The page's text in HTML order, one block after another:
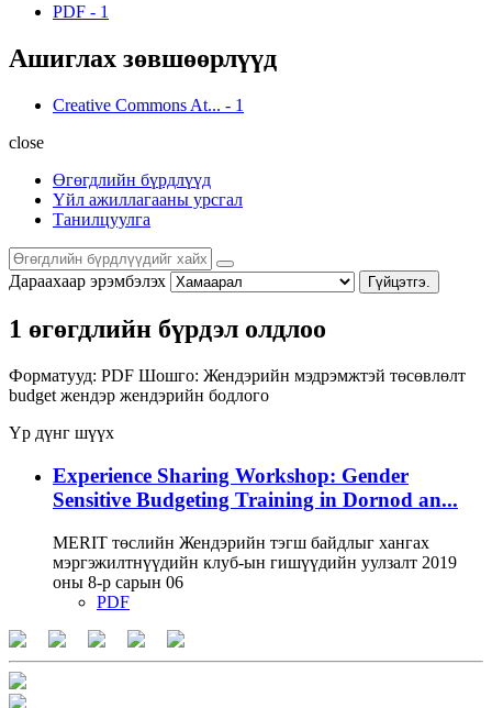
PDF - 1
Ашиглах зөвшөөрлүүд
Creative Commons At... - 1
close
Өгөгдлийн бүрдлүүд
Үйл ажиллагааны урсгал
Танилцуулга
Дараахаар эрэмбэлэх Гүйцэтгэ.
1 өгөгдлийн бүрдэл олдлоо
Форматууд: PDF Шошго: Жендэрийн мэдрэмжтэй төсөвлөлт
budget жендэр жендэрийн бодлого
Үр дүнг шүүх
Experience Sharing Workshop: Gender
Sensitive Budgeting Training in Dornod an...
MERIT төслийн Жендэрийн тэгш байдлыг хангах
мэргэжилтнүүдийн клуб-ын гишүүдийн уулзалт 2019
оны 8-р сарын 06
PDF